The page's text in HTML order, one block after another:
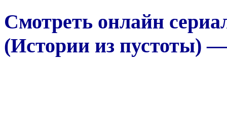
Смотреть онлайн
(Истории из пустоты)